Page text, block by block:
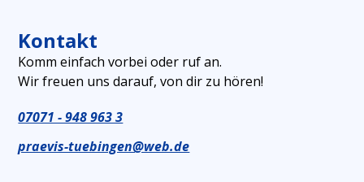
Kontakt
Komm einfach vorbei oder ruf an.
Wir freuen uns darauf, von dir zu hören!
07071 - 948 963 3
praevis-tuebingen@web.de